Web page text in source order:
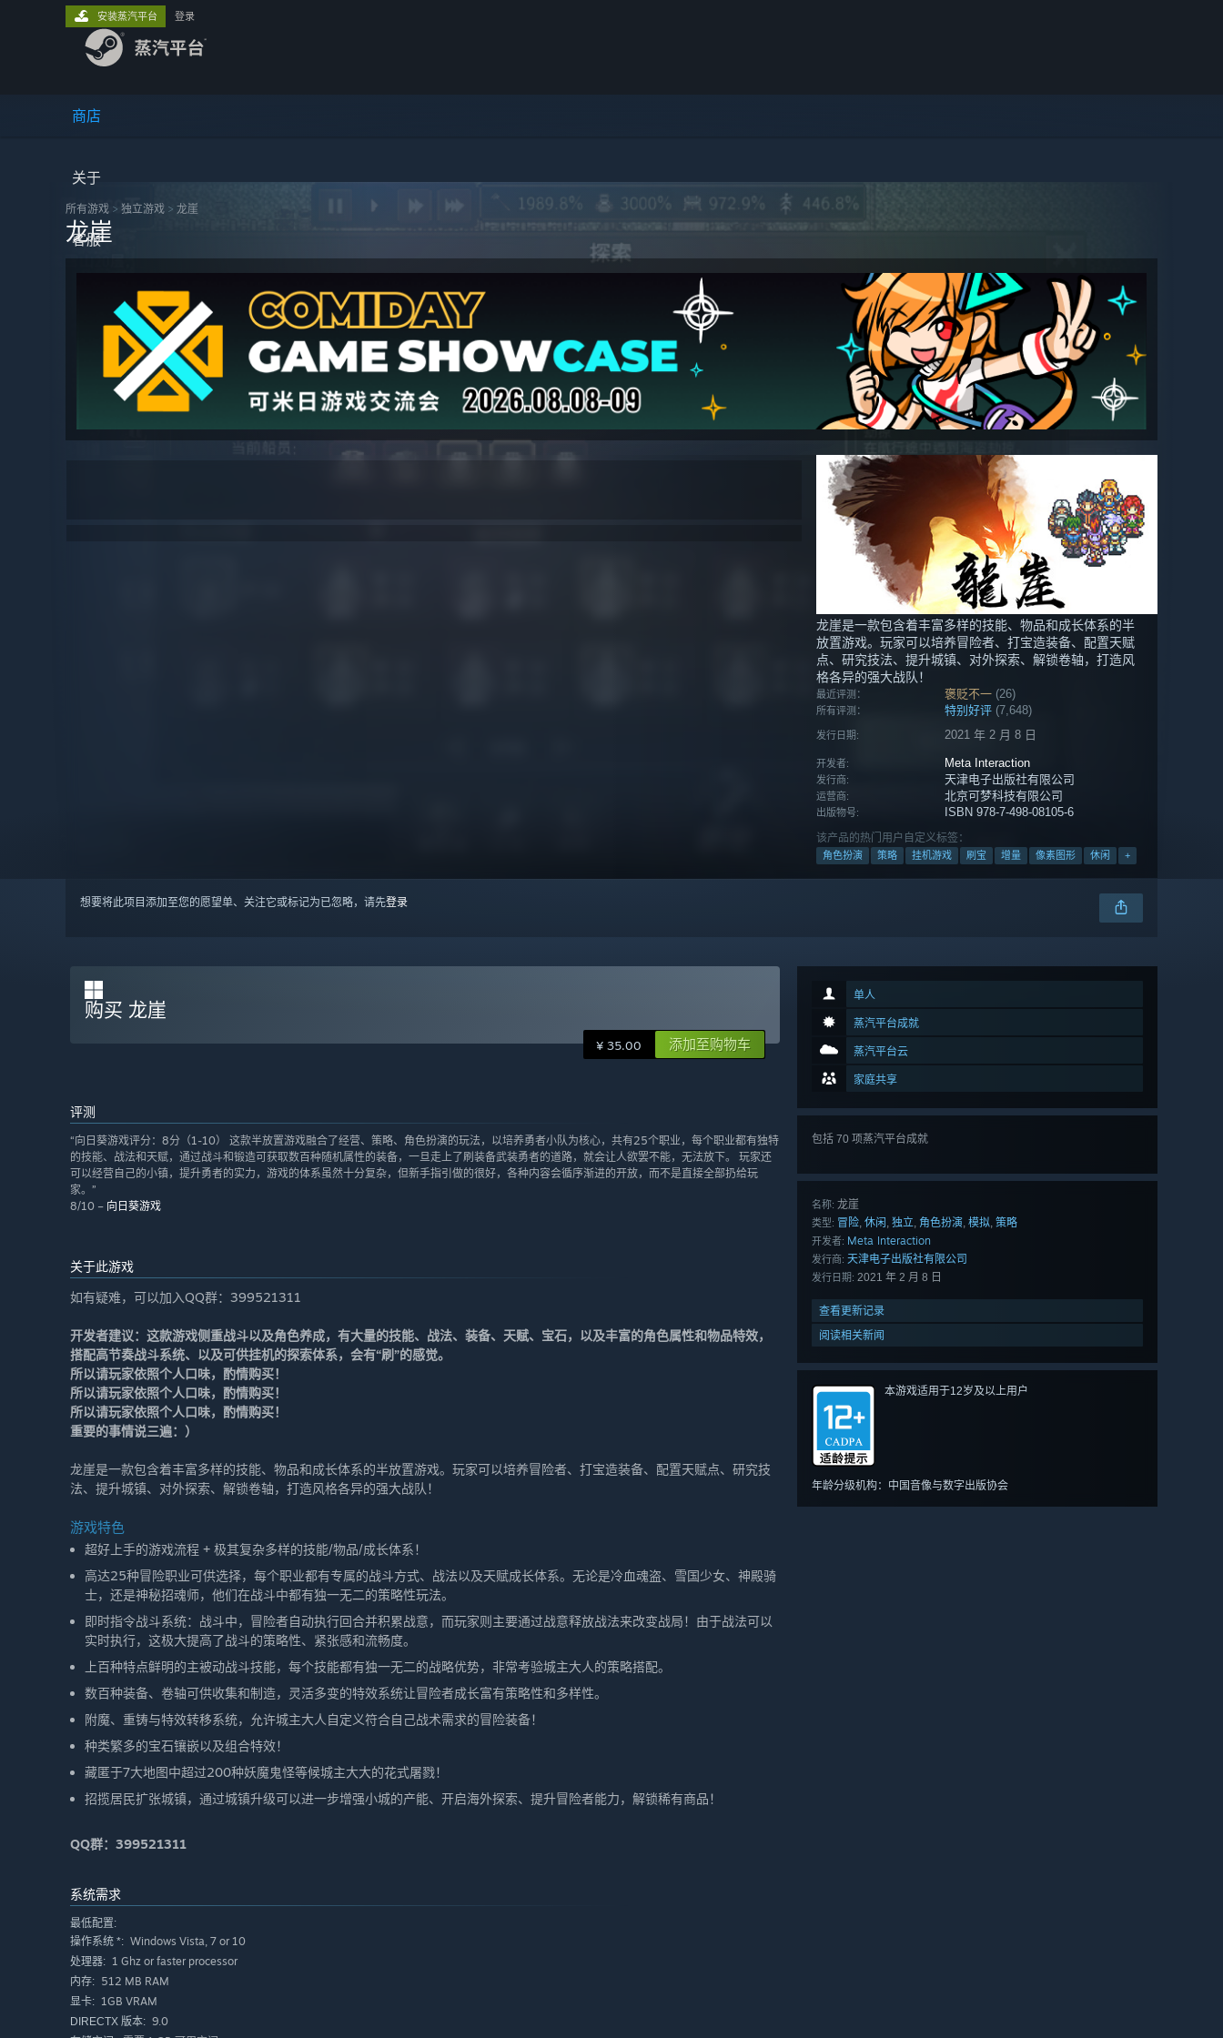
商店
关于
客服
安装蒸汽平台 登录
所有游戏 > 独立‎游戏 > 龙崖
龙崖
龙崖是一款包含着丰富多样的技能、物品和成长体系的半
放置游戏。玩家可以培养冒险者、打宝造装备、配置天赋
点、研究技法、提升城镇、对外探索、解锁卷轴，打造风
格各异的强大战队！
最近评测： 褒贬不一 (26)
所有评测： 特别好评 (7,648)
发行日期: 2021 年 2 月 8 日
开发者: Meta Interaction
发行商: 天津电子出版社有限公司
运营商: 北京可梦科技有限公司
出版物号: ISBN 978-7-498-08105-6
该产品的热门用户自定义标签：
角色扮演 策略 挂机游戏 刷宝 增量 像素图形 休闲 +
想要将此项目添加至您的愿望单、关注它或标记为已忽略，请先登录
单人
蒸汽平台成就
蒸汽平台云
家庭共享
包括 70 项蒸汽平台成就
名称: 龙崖
类型: 冒险 休闲 独立 角色扮演 模拟 策略
开发者: Meta Interaction
发行商: 天津电子出版社有限公司
发行日期: 2021 年 2 月 8 日
查看更新记录
阅读相关新闻
本游戏适用于12岁及以上用户
年龄分级机构：中国音像与数字出版协会
购买 龙崖
¥ 35.00 添加至购物车
评测
“向日葵游戏评分：8分（1-10） 这款半放置游戏融合了经营、策略、角色扮演的玩法，以培养勇者小队为核心，共有25个职业，每个职业都有独特
的技能、战法和天赋，通过战斗和锻造可获取数百种随机属性的装备，一旦走上了刷装备武装勇者的道路，就会让人欲罢不能，无法放下。 玩家还
可以经营自己的小镇，提升勇者的实力，游戏的体系虽然十分复杂，但新手指引做的很好，各种内容会循序渐进的开放，而不是直接全部扔给玩
家。”
8/10 – 向日葵游戏
关于此游戏
如有疑难，可以加入QQ群：399521311
开发者建议：这款游戏侧重战斗以及角色养成，有大量的技能、战法、装备、天赋、宝石，以及丰富的角色属性和物品特效，
搭配高节奏战斗系统、以及可供挂机的探索体系，会有“刷”的感觉。
所以请玩家依照个人口味，酌情购买！
所以请玩家依照个人口味，酌情购买！
所以请玩家依照个人口味，酌情购买！
重要的事情说三遍：）
龙崖是一款包含着丰富多样的技能、物品和成长体系的半放置游戏。玩家可以培养冒险者、打宝造装备、配置天赋点、研究技
法、提升城镇、对外探索、解锁卷轴，打造风格各异的强大战队！
游戏特色
超好上手的游戏流程 + 极其复杂多样的技能/物品/成长体系！
高达25种冒险职业可供选择，每个职业都有专属的战斗方式、战法以及天赋成长体系。无论是冷血魂盗、雪国少女、神殿骑
士，还是神秘招魂师，他们在战斗中都有独一无二的策略性玩法。
即时指令战斗系统：战斗中，冒险者自动执行回合并积累战意，而玩家则主要通过战意释放战法来改变战局！由于战法可以
实时执行，这极大提高了战斗的策略性、紧张感和流畅度。
上百种特点鲜明的主被动战斗技能，每个技能都有独一无二的战略优势，非常考验城主大人的策略搭配。
数百种装备、卷轴可供收集和制造，灵活多变的特效系统让冒险者成长富有策略性和多样性。
附魔、重铸与特效转移系统，允许城主大人自定义符合自己战术需求的冒险装备！
种类繁多的宝石镶嵌以及组合特效！
藏匿于7大地图中超过200种妖魔鬼怪等候城主大大的花式屠戮！
招揽居民扩张城镇，通过城镇升级可以进一步增强小城的产能、开启海外探索、提升冒险者能力，解锁稀有商品！
QQ群：399521311
系统需求
最低配置:
操作系统 *: Windows Vista, 7 or 10
处理器: 1 Ghz or faster processor
内存: 512 MB RAM
显卡: 1GB VRAM
DIRECTX 版本: 9.0